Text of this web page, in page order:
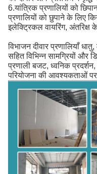
6.यांत्रिक प्रणालियों को
प्रणालियों को छुपाने के लिए
इलेक्ट्रिकल वायरिंग,
विभाजन दीवार प्रणालियाँ
सहित विभिन्न सामग्रियों और
प्रणाली बजट, ध्वनिक प्रदर्शन,
परियोजना की आवश्यकताओं पर